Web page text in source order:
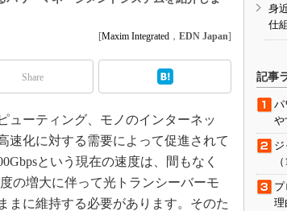
[Maxim Integrated ， EDN Japan]
Share
ーティング、モノのインターネッ
速化に対する需要によって促進されて
という現在の速度は、間もなく
の増大に伴って光トランシーバーモ
まに維持する必要があります。そのた
身
仕
記事
パ
や
理